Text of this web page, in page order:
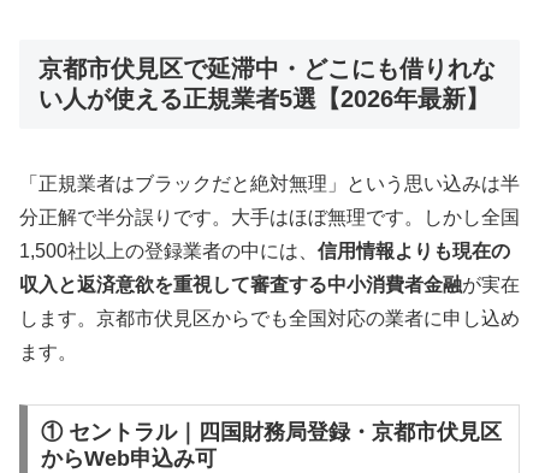
京都市伏見区で延滞中・どこにも借りれな
い人が使える正規業者5選【2026年最新】
「正規業者はブラックだと絶対無理」という思い込みは半
分正解で半分誤りです。大手はほぼ無理です。しかし全国
1,500社以上の登録業者の中には、 信用情報よりも現在の
収入と返済意欲を重視して審査する中小消費者金融が実在
します。京都市伏見区からでも全国対応の業者に申し込め
ます。
① セントラル｜四国財務局登録・京都市伏見区
からWeb申込み可